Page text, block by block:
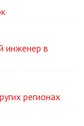
инженер в
регионах